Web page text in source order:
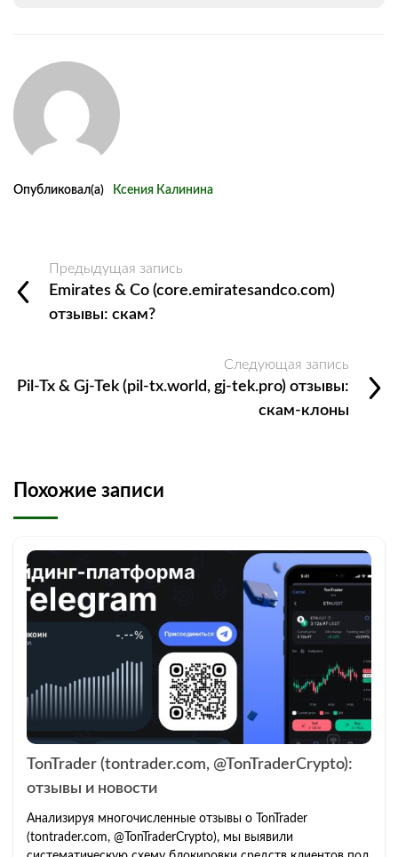
Опубликовал(а) Ксения Калинина
Предыдущая запись
Emirates & Co (core.emiratesandco.com)
отзывы: скам?
Следующая запись
Pil‑Tx & Gj‑Tek (pil‑tx.world, gj‑tek.pro) отзывы:
скам-клоны
Похожие записи
TonTrader (tontrader.com, @TonTraderCrypto):
отзывы и новости
Анализируя многочисленные отзывы о TonTrader
(tontrader.com, @TonTraderCrypto), мы выявили